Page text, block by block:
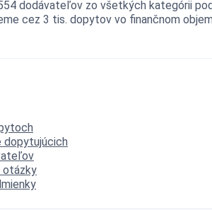
dodávateľov zo všetkých kategórii
cez 3 tis. dopytov vo finančnom
dopytujúcich
otázky